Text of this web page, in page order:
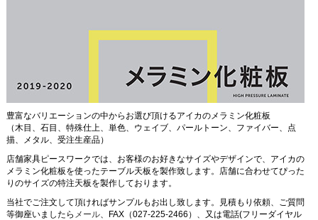
豊富なバリエーションの中からお選び頂けるアイカのメラミン化粧板
（木目、石目、特殊仕上、単色、ウェイブ、パールトーン、ファイバー、点
描、メタル、受注生産品）
店舗家具ピースワークでは、お客様のお好きなサイズやデザインで、アイカの
メラミン化粧板を使ったテーブル天板を製作致します。店舗に合わせてぴった
りのサイズの特注天板を製作しております。
当社でご注文して頂ければサンプルもお出し致します。見積もり依頼、ご質問
等御座いましたら メール、FAX（027-225-2466）、又は電話(フリーダイヤル